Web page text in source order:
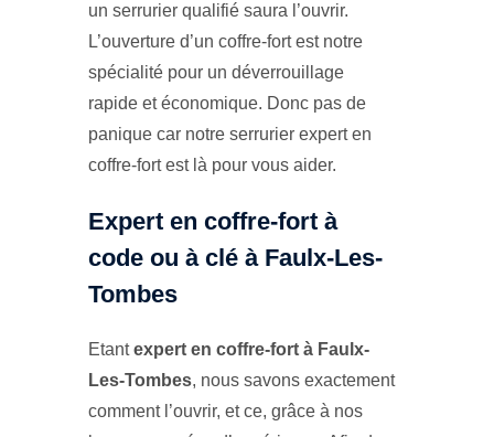
un serrurier qualifié saura l’ouvrir.
L’ouverture d’un coffre-fort est notre
spécialité pour un déverrouillage
rapide et économique. Donc pas de
panique car notre serrurier expert en
coffre-fort est là pour vous aider.
Expert en coffre-fort à
code ou à clé à Faulx-Les-
Tombes
Etantexpert en coffre-fort à Faulx-
Les-Tombes, nous savons exactement
comment l’ouvrir, et ce, grâce à nos